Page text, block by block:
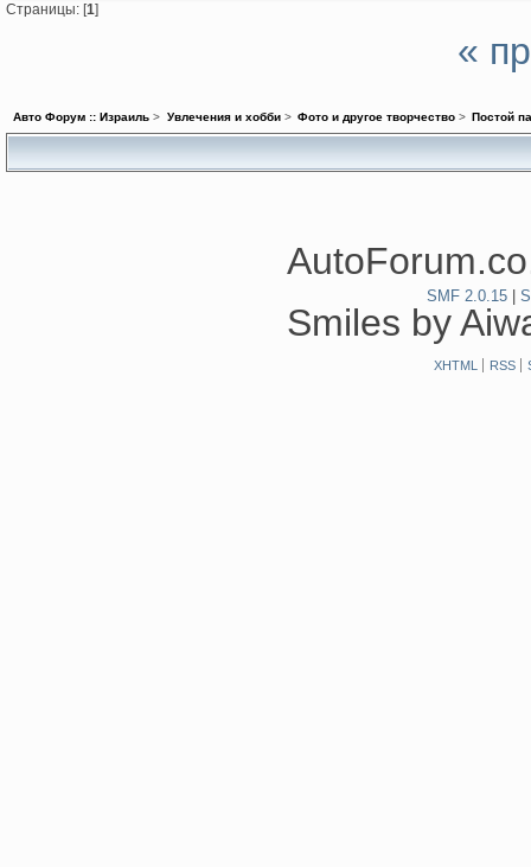
Страницы: [1]
«
Авто Форум :: Израиль > Увлечения и хобби> Фото и другое творчество> Постой
SMF 2.0.15
Smiles by
XHTML RSS